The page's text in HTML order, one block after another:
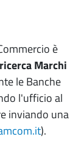
è
ricerca Marchi
le Banche
l'ufficio al
inviando una
).